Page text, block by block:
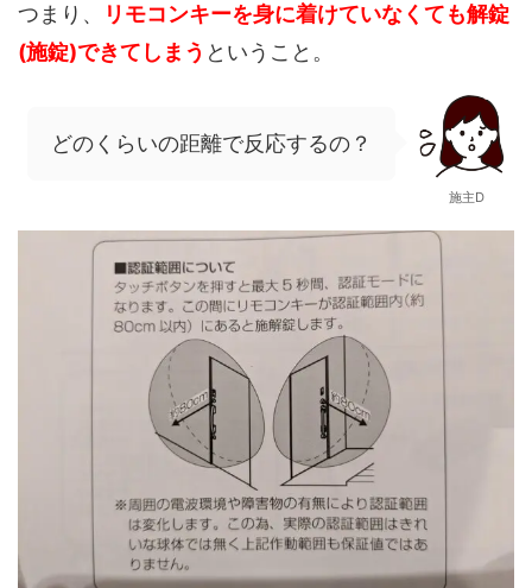
つまり、
リモコンキーを身に着けていなくても解錠
(施錠)できてしまう ということ。
どのくらいの距離で反応するの？
施主D